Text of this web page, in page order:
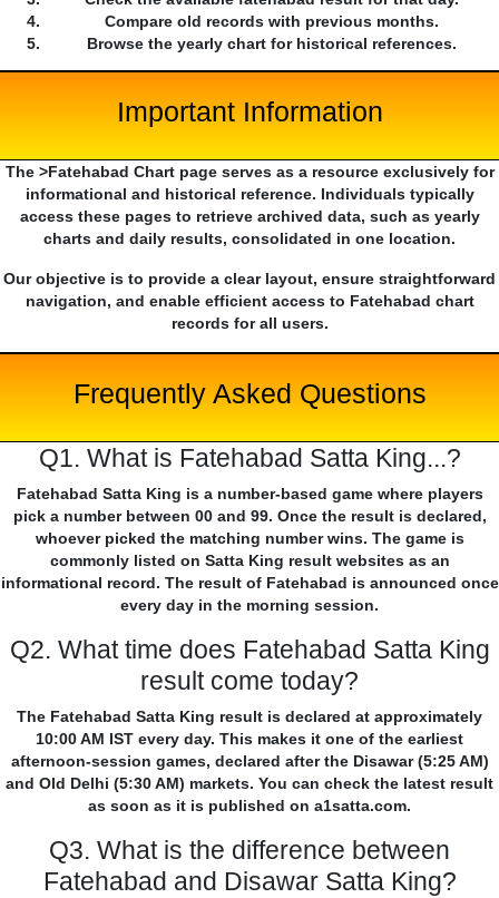
Compare old records with previous months.
Browse the yearly chart for historical references.
Important Information
The >Fatehabad Chart page serves as a resource exclusively for
informational and historical reference. Individuals typically
access these pages to retrieve archived data, such as yearly
charts and daily results, consolidated in one location.
Our objective is to provide a clear layout, ensure straightforward
navigation, and enable efficient access to Fatehabad chart
records for all users.
Frequently Asked Questions
Q1. What is Fatehabad Satta King...?
Fatehabad Satta King is a number-based game where players
pick a number between 00 and 99. Once the result is declared,
whoever picked the matching number wins. The game is
commonly listed on Satta King result websites as an
informational record. The result of Fatehabad is announced once
every day in the morning session.
Q2. What time does Fatehabad Satta King
result come today?
The Fatehabad Satta King result is declared at approximately
10:00 AM IST every day. This makes it one of the earliest
afternoon-session games, declared after the Disawar (5:25 AM)
and Old Delhi (5:30 AM) markets. You can check the latest result
as soon as it is published on a1satta.com.
Q3. What is the difference between
Fatehabad and Disawar Satta King?